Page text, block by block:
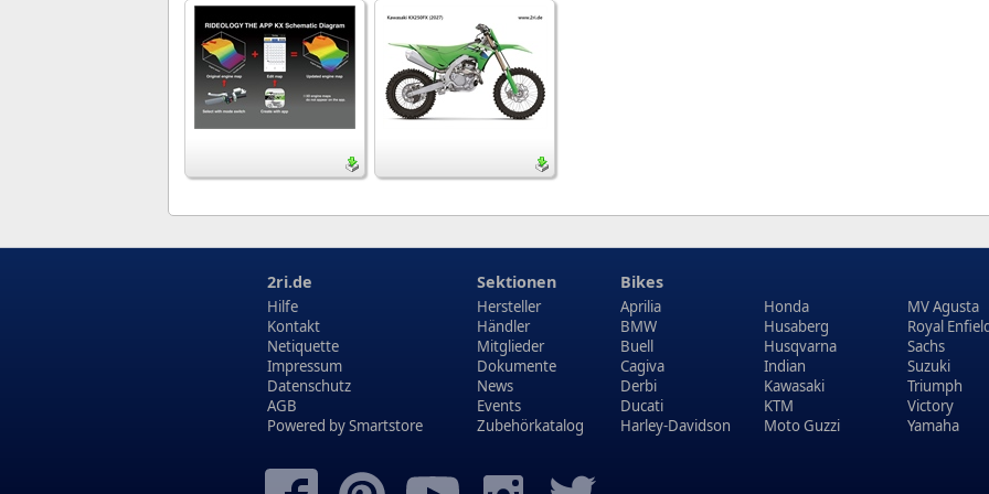
2ri.de
Hilfe
Kontakt
Netiquette
Impressum
Datenschutz
AGB
Powered bySmartstore
Sektionen
Hersteller
Händler
Mitglieder
Dokumente
News
Events
Zubehörkatalog
Bikes
Aprilia
BMW
Buell
Cagiva
Derbi
Ducati
Harley-Davidson
Honda
Husaberg
Husqvarna
Indian
Kawasaki
KTM
Moto Guzzi
MV Agusta
Royal
Sachs
Suzuki
Triumph
Victory
Yamaha